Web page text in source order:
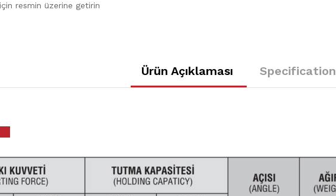
için resmin üzerine getirin
Ürün Açıklaması Specification